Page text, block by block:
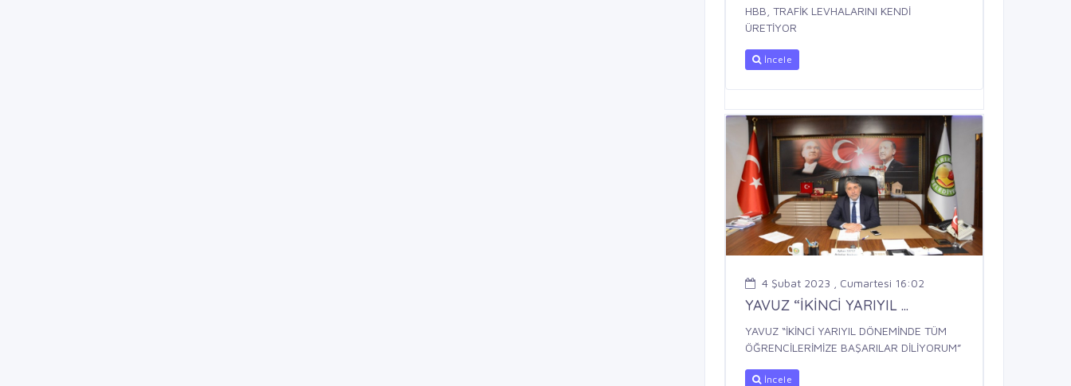
HBB, TRAFİK LEVHALARINI KENDİ
ÜRETİYOR
İncele
4 Şubat 2023 , Cumartesi 16:02
YAVUZ “İKİNCİ YARIYIL ...
YAVUZ “İKİNCİ YARIYIL DÖNEMİNDE TÜM
ÖĞRENCİLERİMİZE BAŞARILAR DİLİYORUM”
İncele